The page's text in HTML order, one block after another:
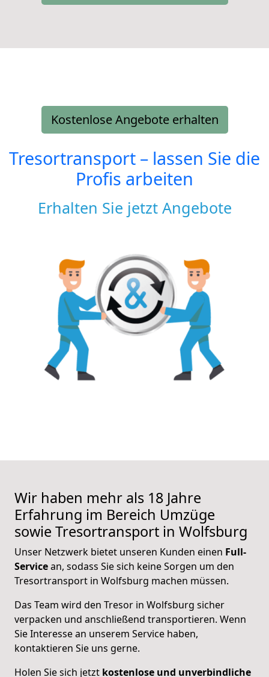
Kostenlose Angebote erhalten
Tresortransport – lassen Sie die
Profis arbeiten
Erhalten Sie jetzt Angebote
Wir haben mehr als 18 Jahre
Erfahrung im Bereich Umzüge
sowie Tresortransport in Wolfsburg
Unser Netzwerk bietet unseren Kunden einen Full-
Servicean, sodass Sie sich keine Sorgen um den
Tresortransport in Wolfsburg machen müssen.
Das Team wird den Tresor in Wolfsburg sicher
verpacken und anschließend transportieren. Wenn
Sie Interesse an unserem Service haben,
kontaktieren Sie uns gerne.
Holen Sie sich jetzt kostenlose und unverbindliche